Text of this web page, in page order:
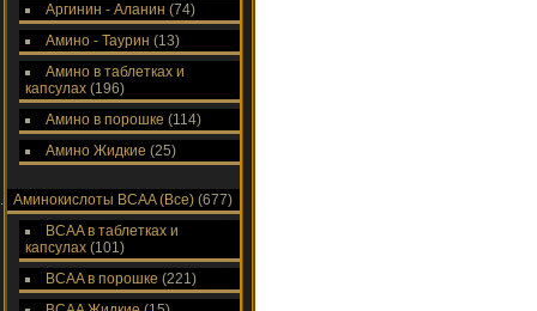
Аргинин - Аланин (74)
Амино - Таурин (13)
Амино в таблетках и
капсулах (196)
Амино в порошке (114)
Амино Жидкие (25)
Аминокислоты ВСAA (Все) (677)
ВСAA в таблетках и
капсулах (101)
ВСAA в порошке (221)